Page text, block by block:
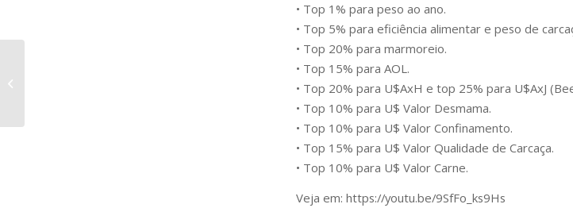
• Top 1% para peso ao ano.
• Top 5% para eficiência alimentar e peso de
• Top 20% para marmoreio.
• Top 15% para AOL.
• Top 20% para U$AxH e top 25% para U$AxJ
• Top 10% para U$ Valor Desmama.
• Top 10% para U$ Valor Confinamento.
• Top 15% para U$ Valor Qualidade de Carcaça.
• Top 10% para U$ Valor Carne.
Veja em: https://youtu.be/9SfFo_ks9Hs